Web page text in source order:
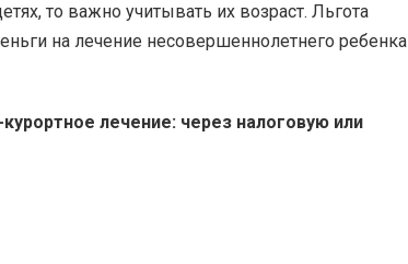
то важно учитывать их возраст. Льгота
на лечение несовершеннолетнего ребенка
лечение: через налоговую или